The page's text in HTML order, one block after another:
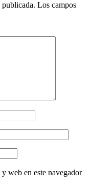
Los campos
web en este navegador